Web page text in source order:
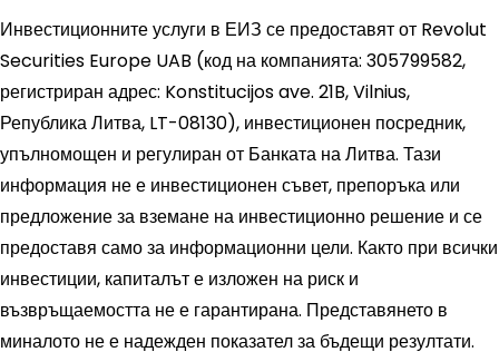
Инвестиционните услуги в ЕИЗ се предоставят от Revolut
Securities Europe UAB (код на компанията: 305799582,
регистриран адрес: Konstitucijos ave. 21B, Vilnius,
Република Литва, LT-08130), инвестиционен посредник,
упълномощен и регулиран от Банката на Литва. Тази
информация не е инвестиционен съвет, препоръка или
предложение за вземане на инвестиционно решение и се
предоставя само за информационни цели. Както при всички
инвестиции, капиталът е изложен на риск и
възвръщаемостта не е гарантирана. Представянето в
миналото не е надежден показател за бъдещи резултати.